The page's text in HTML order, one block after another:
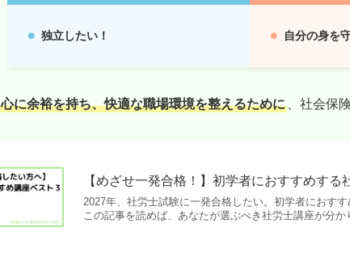
独立したい！ 自分の身を
心に余裕を持ち、快適な職場環境を整えるために 、社会保
【めざせ一発合格！】初学者におすすめする
2027年、社労士試験に一発合格したい。初学者におす
この記事を読めば、あなたが選ぶべき社労士講座が分か